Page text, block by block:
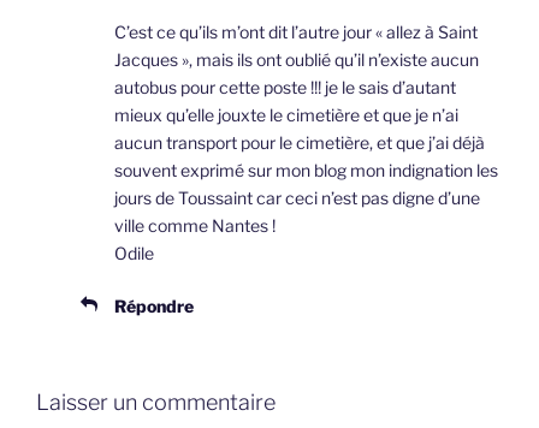
C’est ce qu’ils m’ont dit l’autre jour « allez à Saint
Jacques », mais ils ont oublié qu’il n’existe aucun
autobus pour cette poste !!! je le sais d’autant
mieux qu’elle jouxte le cimetière et que je n’ai
aucun transport pour le cimetière, et que j’ai déjà
souvent exprimé sur mon blog mon indignation les
jours de Toussaint car ceci n’est pas digne d’une
ville comme Nantes !
Odile
Répondre
Laisser un commentaire